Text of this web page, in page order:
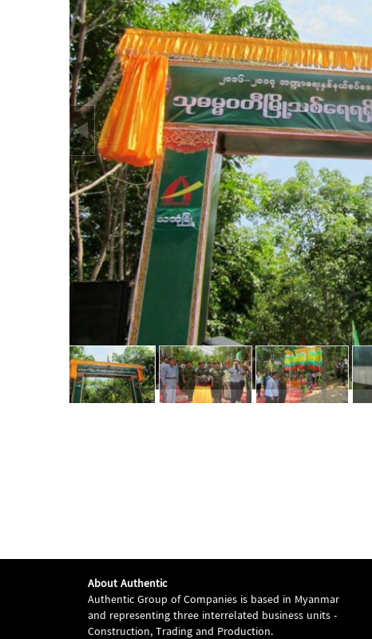
About Authentic
Authentic Group of Companies is based in Myanmar
and representing three interrelated business units -
Construction, Trading and Production.